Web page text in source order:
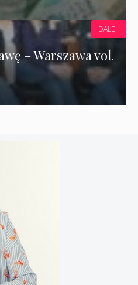
– Warszawa vol.
DALEJ